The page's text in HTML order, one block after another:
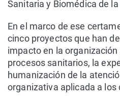
Sanitaria y Biomédica de
En el marco de ese
cinco proyectos que han
impacto en la
procesos sanitarios, la
humanización de la
organizativa aplicada a los